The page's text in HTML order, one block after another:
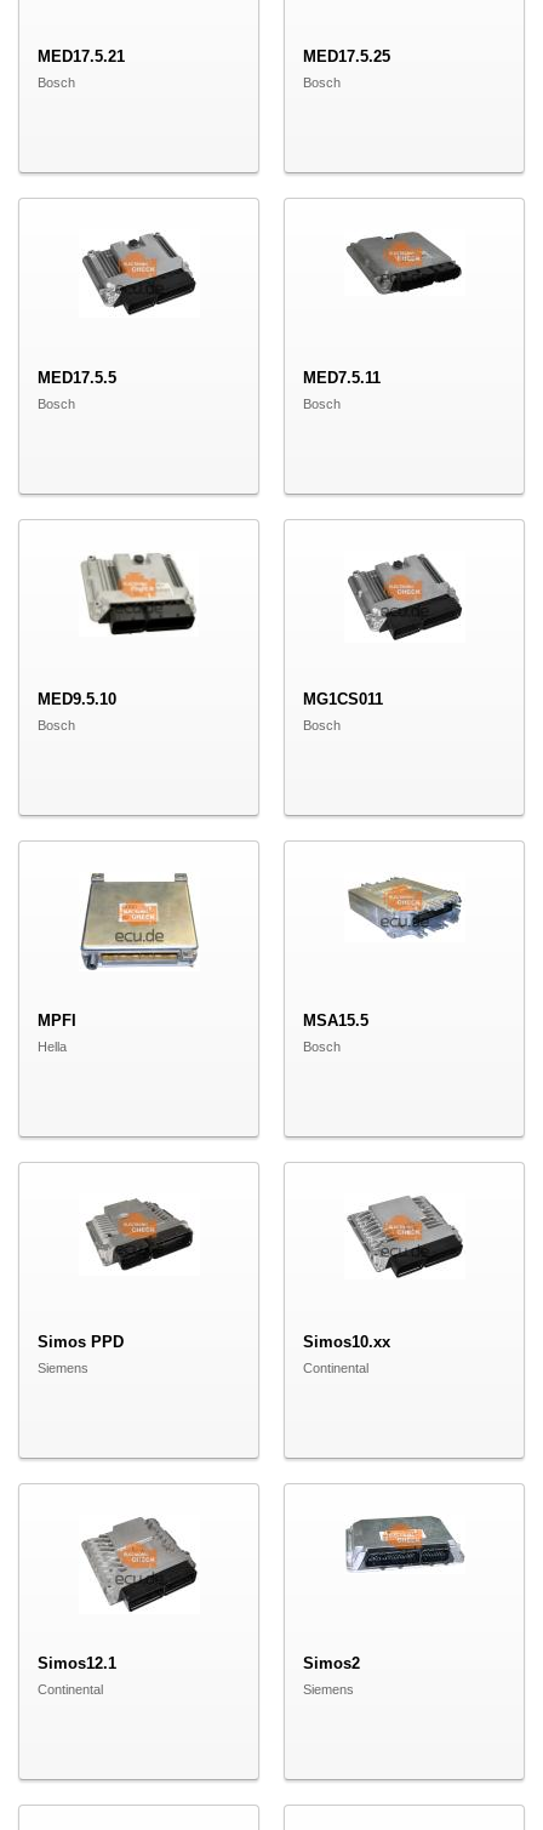
MED17.5.21
Bosch
MED17.5.25
Bosch
MED17.5.5
Bosch
MED7.5.11
Bosch
MED9.5.10
Bosch
MG1CS011
Bosch
MPFI
Hella
MSA15.5
Bosch
Simos PPD
Siemens
Simos10.xx
Continental
Simos12.1
Continental
Simos2
Siemens